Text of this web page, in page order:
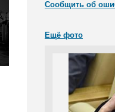
Сообщить об
Ещё фото